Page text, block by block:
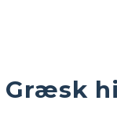
Græsk